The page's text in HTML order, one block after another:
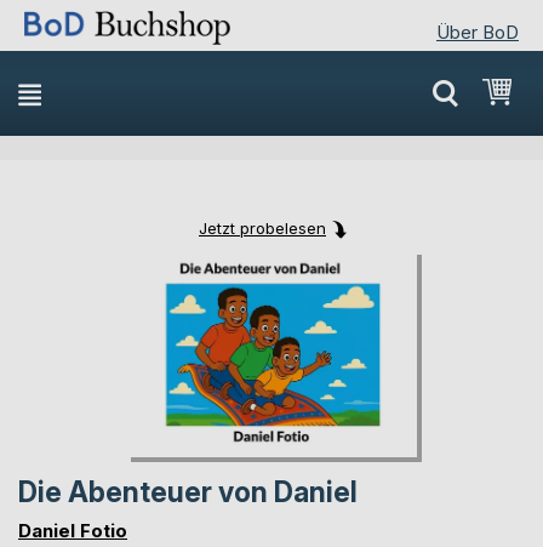
Über BoD
Direkt
zum
Inhalt
Jetzt probelesen
Skip
to
the
end
of
the
images
gallery
Skip
to
the
beginning
of
the
images
gallery
Die Abenteuer von Daniel
Daniel Fotio